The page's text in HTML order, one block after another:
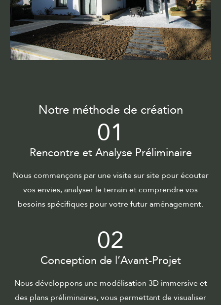
Notre méthode de création
01
Rencontre et Analyse Préliminaire
Nous commençons par une visite sur site pour écouter
vos envies, analyser le terrain et comprendre vos
besoins spécifiques pour votre futur aménagement.
02
Conception de l’Avant-Projet
Nous développons une modélisation 3D immersive et
des plans préliminaires, vous permettant de visualiser